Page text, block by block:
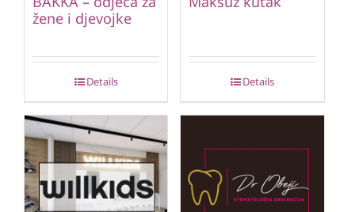
žene i djevojke
Details Details